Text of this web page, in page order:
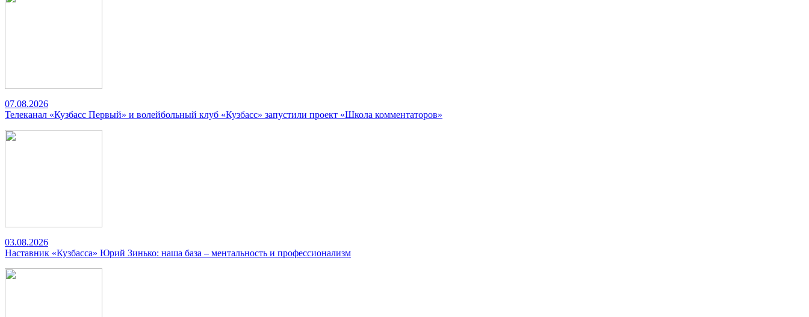
07.08.2026
Телеканал «Кузбасс Первый» и волейбольный клуб «Кузбасс» запустили проект «Школа комментаторов»
03.08.2026
Наставник «Кузбасса» Юрий Зинько: наша база – ментальность и профессионализм